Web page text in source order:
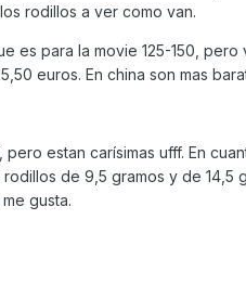
rodillos a ver como van.
es para la movie 125-150, pero
euros. En china son mas
estan carísimas ufff. En
de 9,5 gramos y de 14,5
gusta.